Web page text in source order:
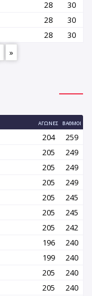
28
30
28
30
28
30
»
ΑΓΏΝΕΣ ΒΑΘΜΟΊ
204
259
205
249
205
249
205
249
205
245
205
245
205
242
196
240
199
240
205
240
205
240